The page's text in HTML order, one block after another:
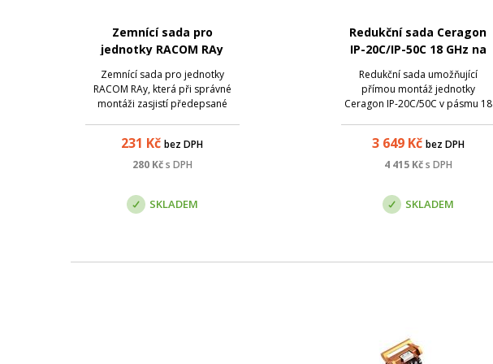
Zemnící sada pro
jednotky RACOM RAy
Zemnící sada pro jednotky
RACOM RAy, která při správné
montáži zasjistí předepsané
16 mm2 / 1m, zakončeno
kabelovými oky M8; - Zemnící
231 Kč bez DPH
280Kčs DPH
SKLADEM
Redukční sada Ceragon
IP-20C/IP-50C 18 GHz na
Redukční sada umožňující
přímou montáž jednotky
Ceragon IP-20C/50C v pásmu 18
0.35, 0.65, 0.9m. Pro antény o
průměru 1.2m lze redukci též
3 649Kč bez DPH
4 415Kč s DPH
SKLADEM